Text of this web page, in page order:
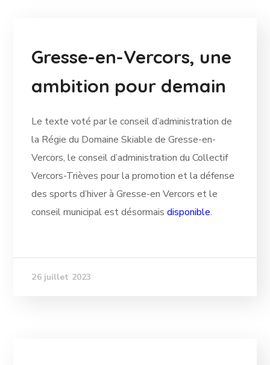
Gresse-en-Vercors, une
ambition pour demain
Le texte voté par le conseil d’administration de
la Régie du Domaine Skiable de Gresse-en-
Vercors, le conseil d’administration du Collectif
Vercors-Trièves pour la promotion et la défense
des sports d’hiver à Gresse-en Vercors et le
conseil municipal est désormaisdisponible.
26 juillet 2023